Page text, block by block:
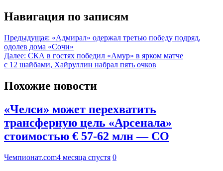
Навигация по записям
Предыдущая: «Адмирал» одержал третью победу подряд,
одолев дома «Сочи»
Далее: СКА в гостях победил «Амур» в ярком матче
с 12 шайбами, Хайруллин набрал пять очков
Похожие новости
«Челси» может перехватить
трансферную цель «Арсенала»
стоимостью € 57-62 млн — CO
Чемпионат.com4 месяца спустя 0